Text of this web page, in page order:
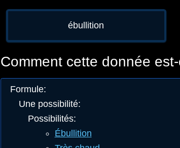
ébullition
Comment cette donnée
Formule:
Une possibilité:
Possibilités:
Ébullition